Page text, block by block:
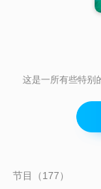
这是一所有些特别
学校!谷夏和胡陶
祖传的一面神秘
鼎、四羊方尊、
什么惊人的力量?
到更多的侍宝人么
节目（177）